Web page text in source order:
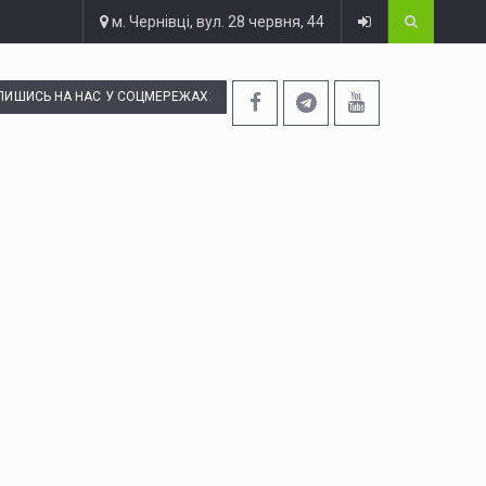
м. Чернівці, вул. 28 червня, 44
НА НАС У СОЦМЕРЕЖАХ: